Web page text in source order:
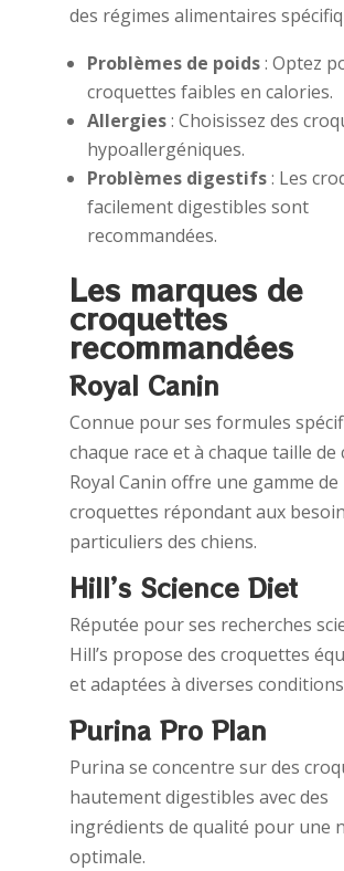
des régimes alimentaires
Problèmes de poids: Optez
croquettes faibles en calories.
Allergies: Choisissez des
hypoallergéniques.
Problèmes digestifs: Les
facilement digestibles sont
recommandées.
Les marques de
croquettes
recommandées
Royal Canin
Connue pour ses formules
chaque race et à chaque taille de
Royal Canin offre une gamme de
croquettes répondant aux
particuliers des chiens.
Hill’s Science Diet
Réputée pour ses recherches
Hill’s propose des croquettes
et adaptées à diverses
Purina Pro Plan
Purina se concentre sur des
hautement digestibles avec des
ingrédients de qualité pour une
optimale.